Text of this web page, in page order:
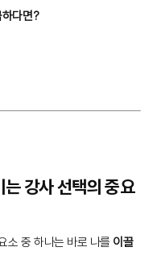
다면?
강사 선택의 중요
소 중 하나는 바로 나를 이끌